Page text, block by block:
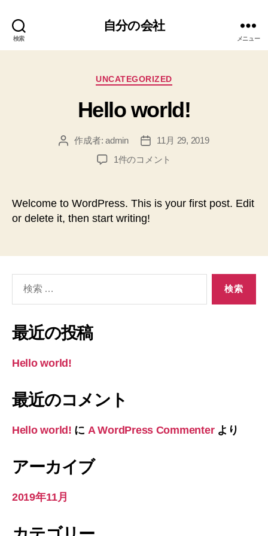
検索
自分の会社
メニュー
カ
ゴ
リ
UNCATEGORIZED
Hello world!
投
作成者:admin
投
稿
11月 29, 2019
Hello
1件のコメント
Welcome to WordPress. This is your first post. Edit
or delete it, then start writing!
象:
最近の投稿
Hello world!
最近のコメント
Hello world! に A WordPress Commenterより
アーカイブ
2019年11月